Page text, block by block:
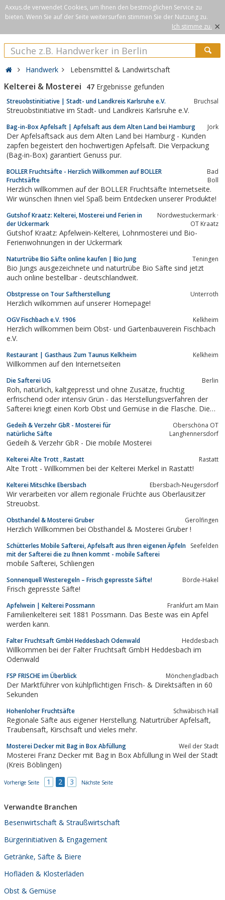
Axxus.de verwendet Cookies, um Ihnen den bestmöglichen Service zu
bieten. Wenn Sie auf der Seite weitersurfen stimmen Sie der Nutzung zu.
Ich stimme zu. ×
Handwerk Lebensmittel & Landwirtschaft
Kelterei & Mosterei 47 Ergebnisse gefunden
Streuobstinitiative | Stadt- und Landkreis Karlsruhe e.V. Bruchsal
Streuobstinitiative im Stadt- und Landkreis Karlsruhe e.V.
Bag-in-Box Apfelsaft | Apfelsaft aus dem Alten Land bei Hamburg Jork
Der Apfelsaftsack aus dem Alten Land bei Hamburg - Kunden
zapfen begeistert den hochwertigen Apfelsaft. Die Verpackung
(Bag-in-Box) garantiert Genuss pur.
BOLLER Fruchtsäfte - Herzlich Willkommen auf BOLLER
Fruchtsäfte
Bad
Boll
Herzlich willkommen auf der BOLLER Fruchtsäfte Internetseite.
Wir wünschen Ihnen viel Spaß beim Entdecken unserer Produkte!
Gutshof Kraatz: Kelterei, Mosterei und Ferien in
der Uckermark
Nordwestuckermark ·
OT Kraatz
Gutshof Kraatz: Apfelwein-Kelterei, Lohnmosterei und Bio-
Ferienwohnungen in der Uckermark
Naturtrübe Bio Säfte online kaufen | Bio Jung Teningen
Bio Jungs ausgezeichnete und naturtrübe Bio Säfte sind jetzt
auch online bestellbar - deutschlandweit.
Obstpresse on Tour Saftherstellung Unterroth
Herzlich wilkommen auf unserer Homepage!
OGV Fischbach e.V. 1906 Kelkheim
Herzlich willkommen beim Obst- und Gartenbauverein Fischbach
e.V.
Restaurant | Gasthaus Zum Taunus Kelkheim Kelkheim
Willkommen auf den Internetseiten
Die Safterei UG Berlin
Roh, natürlich, kaltgepresst und ohne Zusätze, fruchtig
erfrischend oder intensiv Grün - das Herstellungsverfahren der
Safterei kriegt einen Korb Obst und Gemüse in die Flasche. Die
optimal verwertet. Jetzt auf www.safterei.deDas Unternehmen
betreibt Tarek mit seinem...
Gedeih & Verzehr GbR - Mosterei für
natürliche Säfte
Oberschöna OT
Langhennersdorf
Gedeih & Verzehr GbR - Die mobile Mosterei
Kelterei Alte Trott , Rastatt Rastatt
Alte Trott - Willkommen bei der Kelterei Merkel in Rastatt!
Kelterei Mitschke Ebersbach Ebersbach-Neugersdorf
Wir verarbeiten vor allem regionale Früchte aus Oberlausitzer
Streuobst.
Obsthandel & Mosterei Gruber Gerolfingen
Herzlich Willkommen bei Obsthandel & Mosterei Gruber !
Schütterles Mobile Safterei, Apfelsaft aus Ihren eigenen Äpfeln
mit der Safterei die zu Ihnen kommt - mobile Safterei
Seefelden
mobile Safterei, Schliengen
Sonnenquell Westeregeln – Frisch gepresste Säfte! Börde-Hakel
Frisch gepresste Säfte!
Apfelwein | Kelterei Possmann Frankfurt am Main
Familienkelterei seit 1881 Possmann. Das Beste was ein Apfel
werden kann.
Falter Fruchtsaft GmbH Heddesbach Odenwald Heddesbach
Willkommen bei der Falter Fruchtsaft GmbH Heddesbach im
Odenwald
FSP FRISCHE im Überblick Mönchengladbach
Der Marktführer von kühlpflichtigen Frisch- & Direktsäften in 60
Sekunden
Hohenloher Fruchtsäfte Schwäbisch Hall
Regionale Säfte aus eigener Herstellung. Naturtrüber Apfelsaft,
Traubensaft, Kirschsaft und vieles mehr.
Mosterei Decker mit Bag in Box Abfüllung Weil der Stadt
Mosterei Franz Decker mit Bag in Box Abfüllung in Weil der Stadt
(Kreis Böblingen)
Vorherige Seite 1 2 3 Nächste Seite
Verwandte Branchen
Besenwirtschaft & Straußwirtschaft
Bürgerinitiativen & Engagement
Getränke, Säfte & Biere
Hofläden & Klosterläden
Obst & Gemüse